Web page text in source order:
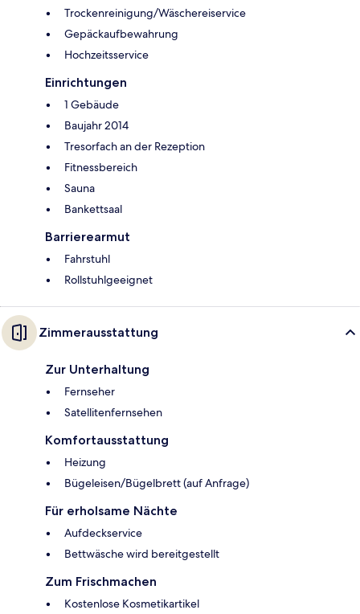
Trockenreinigung/Wäschereiservice
Gepäckaufbewahrung
Hochzeitsservice
Einrichtungen
1 Gebäude
Baujahr 2014
Tresorfach an der Rezeption
Fitnessbereich
Sauna
Bankettsaal
Barrierearmut
Fahrstuhl
Rollstuhlgeeignet
Zimmerausstattung
Zur Unterhaltung
Fernseher
Satellitenfernsehen
Komfortausstattung
Heizung
Bügeleisen/Bügelbrett (auf Anfrage)
Für erholsame Nächte
Aufdeckservice
Bettwäsche wird bereitgestellt
Zum Frischmachen
Kostenlose Kosmetikartikel